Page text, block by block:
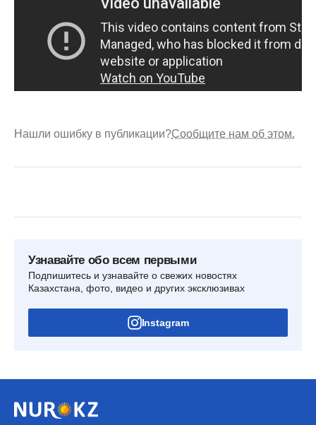
Нашли ошибку в публикации?Сообщите нам об этом.
Узнавайте обо всем первыми
Подпишитесь и узнавайте о свежих новостях
Казахстана, фото, видео и других эксклюзивах
Instagram